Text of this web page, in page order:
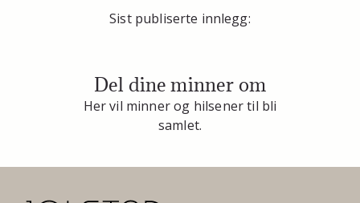
Sist publiserte innlegg:
Del dine minner om
Her vil minner og hilsener til bli
samlet.